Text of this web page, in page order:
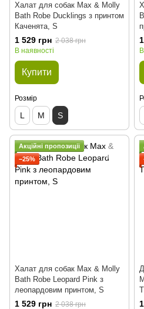
Халат для собак Max & Molly
Bath Robe Ducklings з принтом
Каченята, S
1 529 грн 2 038 грн
В наявності
Купити
Розмір
L M S
Акційні пропозиції
−25%
Халат для собак Max & Molly
Bath Robe Leopard Pink з
леопардовим принтом, S
1 529 грн 2 038 грн